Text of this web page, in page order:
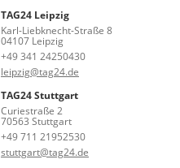
TAG24 Leipzig
Karl-Liebknecht-Straße 8
04107 Leipzig
+49 341 24250430
leipzig@tag24.de
TAG24 Stuttgart
Curiestraße 2
70563 Stuttgart
+49 711 21952530
stuttgart@tag24.de